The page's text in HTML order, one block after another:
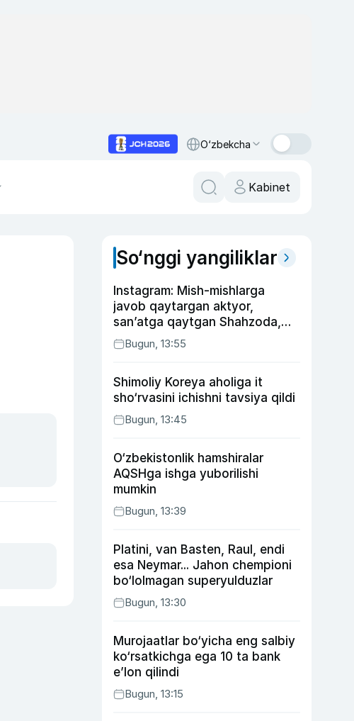
O‘zbekcha
Kabinet
So‘nggi yangiliklar
Instagram: Mish-mishlarga
javob qaytargan aktyor,
san’atga qaytgan Shahzoda,
yo‘lga asfalt yotqizgan
Jahongir Otajonov
Bugun, 13:55
Shimoliy Koreya aholiga it
sho‘rvasini ichishni tavsiya qildi
Bugun, 13:45
O‘zbekistonlik hamshiralar
AQSHga ishga yuborilishi
mumkin
Bugun, 13:39
Platini, van Basten, Raul, endi
esa Neymar... Jahon chempioni
bo‘lolmagan superyulduzlar
Bugun, 13:30
Murojaatlar bo‘yicha eng salbiy
ko‘rsatkichga ega 10 ta bank
e’lon qilindi
Bugun, 13:15